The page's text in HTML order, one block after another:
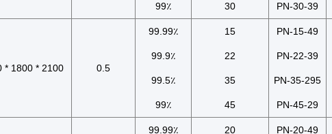
PN-30-39
30 99٪
PN-15-49
PN-22-39
PN-35-295
PN-45-29
15
22
35
45
99.99٪
99.9٪
99.5٪
99٪
0.5
2100 * 1800 * 2200
PN-20-49
20 99.99٪